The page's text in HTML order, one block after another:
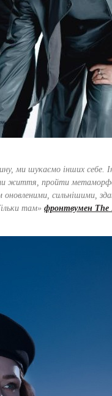
ми шукаємо інших себе.
життя, пройти
оновленими, сильнішими,
там» фронтвумен The